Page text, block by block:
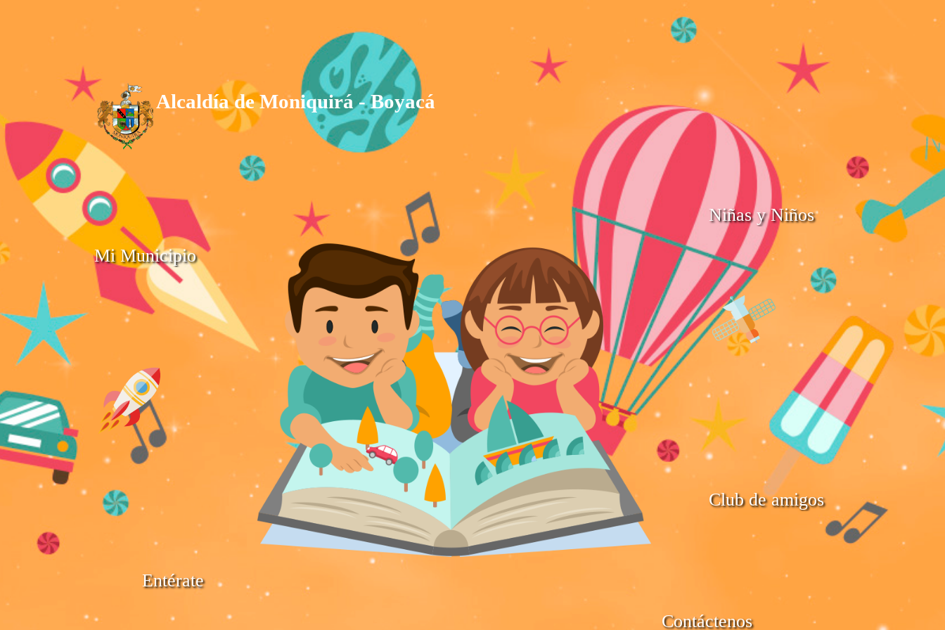
Alcaldía de Moniquirá - Boyacá
Mi Municipio
Niñas y Niños
Entérate
Club de amigos
Contáctenos